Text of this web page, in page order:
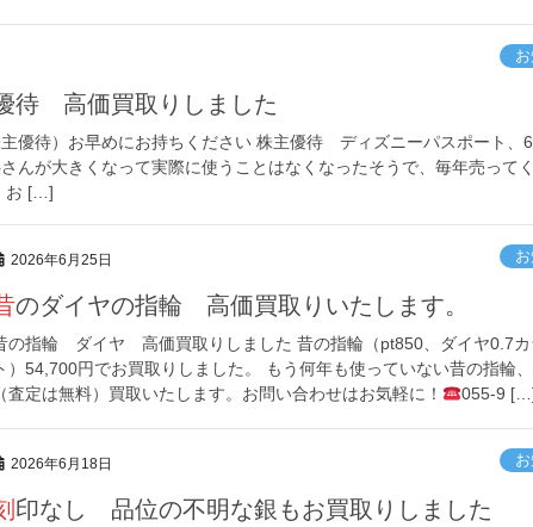
待 高価買取りしました
優待）お早めにお持ちください 株主優待 ディズニーパスポート、
んが大きくなって実際に使うことはなくなったそうで、毎年売って
お […]
2026年6月25日
昔のダイヤの指輪 高価買取りいたします。
の指輪 ダイヤ 高価買取りしました 昔の指輪（pt850、ダイヤ0.7カ
）54,700円でお買取りしました。 もう何年も使っていない昔の指輪
（査定は無料）買取いたします。お問い合わせはお気軽に！
055-9
2026年6月18日
刻印なし 品位の不明な銀もお買取りしました